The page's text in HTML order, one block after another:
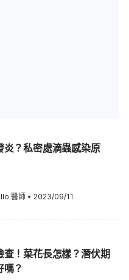
炎？私密處滴蟲感染原
醫師 • 2023/09/11
查！菜花長怎樣？潛伏期
嗎？